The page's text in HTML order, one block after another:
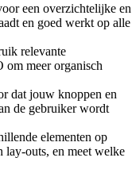
een overzichtelijke en
en goed werkt op alle
relevante
om meer organisch
dat jouw knoppen en
de gebruiker wordt
elementen op
lay-outs, en meet welke